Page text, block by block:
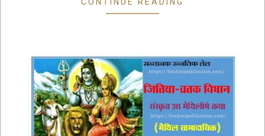
CONTINUE READING